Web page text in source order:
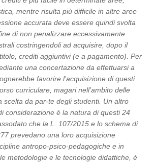
mentre risulta più difficile in altre aree
accurata deve essere quindi svolta
di non penalizzare eccessivamente
costringendoli ad acquisire, dopo il
crediti aggiuntivi (e a pagamento). Per
una concertazione da effettuarsi a
favorire l’acquisizione di questi
curriculare, magari nell’ambito delle
scelta da par-te degli studenti. Un altro
considerazione è la natura di questi 24
che la L. 107/2015 e lo schema di
prevedano una loro acquisizione
antropo-psico-pedagogiche e in
metodologie e le tecnologie didattiche, è